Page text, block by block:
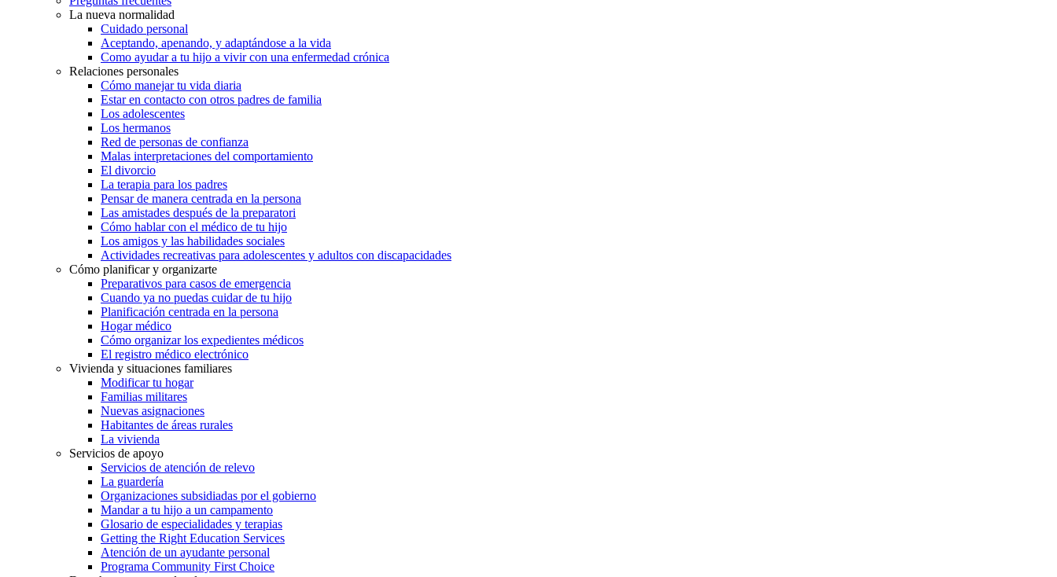
La nueva normalidad
Cuidado personal
Aceptando, apenando, y adaptándose a la vida
Como ayudar a tu hijo a vivir con una enfermedad crónica
Relaciones personales
Cómo manejar tu vida diaria
Estar en contacto con otros padres de familia
Los adolescentes
Los hermanos
Red de personas de confianza
Malas interpretaciones del comportamiento
El divorcio
La terapia para los padres
Pensar de manera centrada en la persona
Las amistades después de la preparatori
Cómo hablar con el médico de tu hijo
Los amigos y las habilidades sociales
Actividades recreativas para adolescentes y adultos con discapacidades
Cómo planificar y organizarte
Preparativos para casos de emergencia
Cuando ya no puedas cuidar de tu hijo
Planificación centrada en la persona
Hogar médico
Cómo organizar los expedientes médicos
El registro médico electrónico
Vivienda y situaciones familiares
Modificar tu hogar
Familias militares
Nuevas asignaciones
Habitantes de áreas rurales
La vivienda
Servicios de apoyo
Servicios de atención de relevo
La guardería
Organizaciones subsidiadas por el gobierno
Mandar a tu hijo a un campamento
Glosario de especialidades y terapias
Getting the Right Education Services
Atención de un ayudante personal
Programa Community First Choice